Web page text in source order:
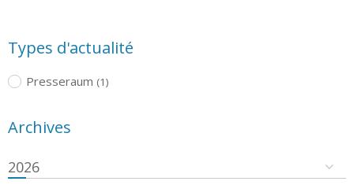
Types d'actualité
Presseraum (1)
Archives
2026